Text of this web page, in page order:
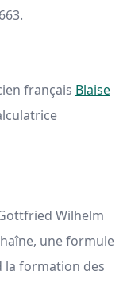
français Blaise
Wilhelm
une formule
la formation des